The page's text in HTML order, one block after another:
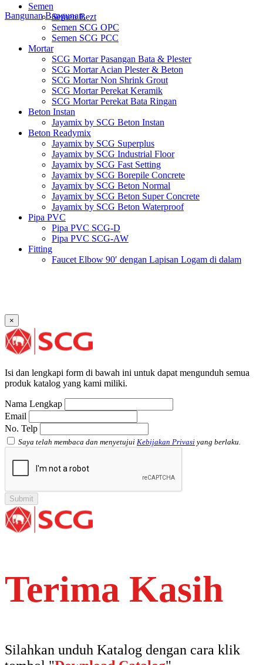
Bangunan Bangunan
Semen
Semen Bezt
Semen SCG OPC
Semen SCG PCC
Mortar
SCG Mortar Pasangan Bata & Plester
SCG Mortar Acian Plester & Beton
SCG Mortar Non Shrink Grout
SCG Mortar Perekat Keramik
SCG Mortar Perekat Bata Ringan
Beton Instan
Jayamix by SCG Beton Instan
Beton Readymix
Jayamix by SCG Superplus
Jayamix by SCG Industrial Floor
Jayamix by SCG Fast Setting
Jayamix by SCG Borepile Concrete
Jayamix by SCG Beton Normal
Jayamix by SCG Beton Super Concrete
Jayamix by SCG Beton Waterproof
Pipa PVC
Pipa PVC SCG-D
Pipa PVC SCG-AW
Fitting
Faucet Elbow 90′ dengan Lapisan Logam di dalam
Plug SCG AW
Shinkolite
Atap Akrilik Shinkolite Shade
×
Isi dan lengkapi form di bawah ini untuk dapat mengunduh semua
produk katalog yang kami miliki.
Nama Lengkap
Email
No. Telp
Saya telah membaca dan menyetujui Kebijakan Privasi yang berlaku.
Terima Kasih
Silahkan unduh Katalog dengan cara klik